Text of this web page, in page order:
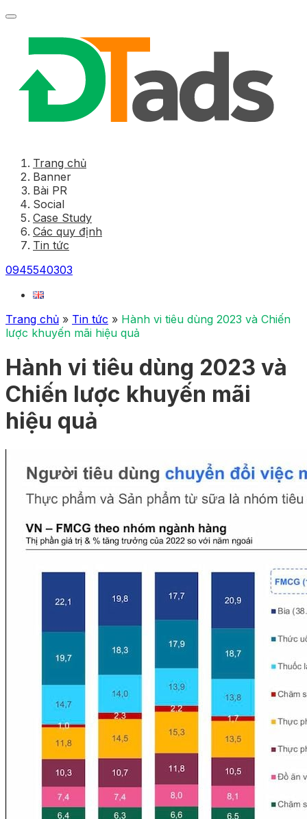
Trang chủ
Banner
Bài PR
Social
Case Study
Các quy định
Tin tức
0945540303
Trang chủ » Tin tức » Hành vi tiêu dùng 2023 và Chiến
lược khuyến mãi hiệu quả
Hành vi tiêu dùng 2023 và
Chiến lược khuyến mãi
hiệu quả